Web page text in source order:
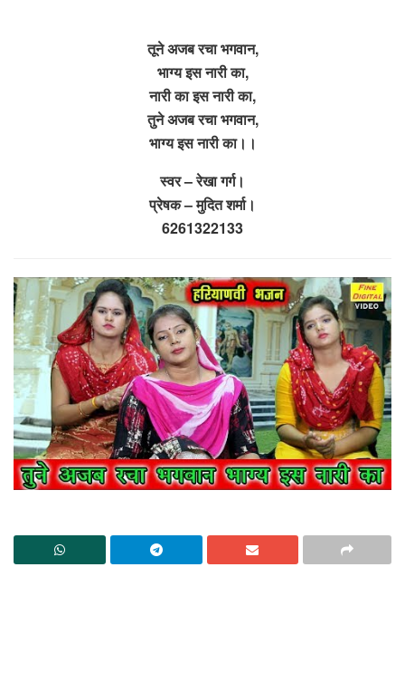
तूने अजब रचा भगवान,
भाग्य इस नारी का,
नारी का इस नारी का,
तुने अजब रचा भगवान,
भाग्य इस नारी का।।
स्वर – रेखा गर्ग।
प्रेषक – मुदित शर्मा।
6261322133